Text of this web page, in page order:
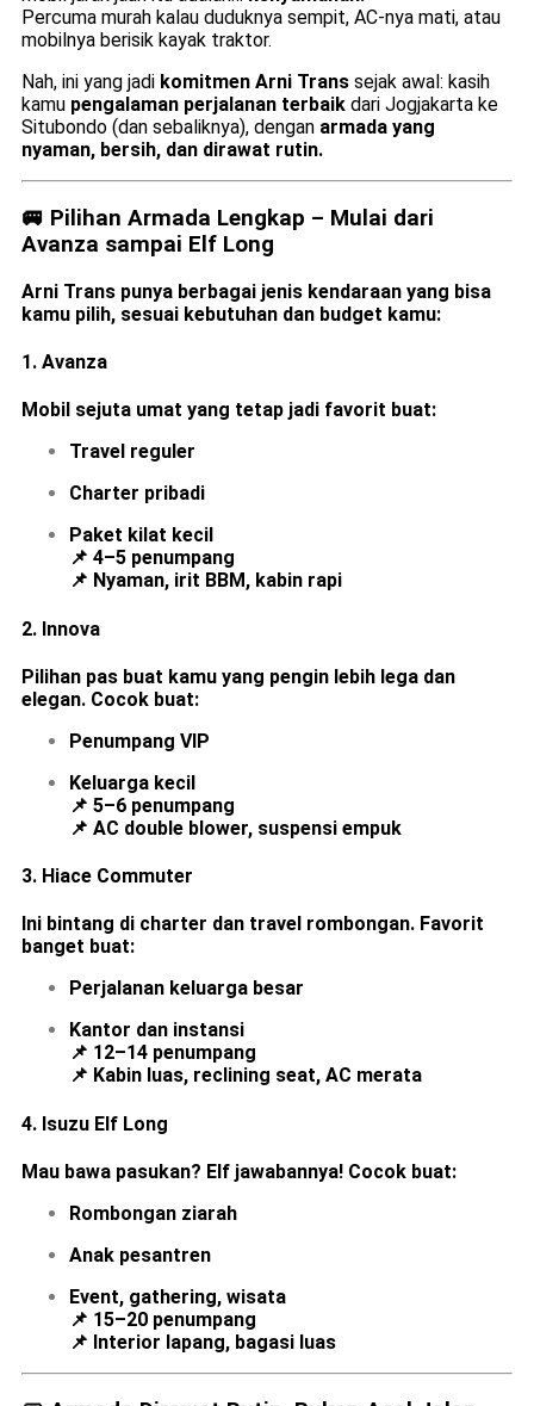
Percuma murah kalau duduknya sempit, AC-nya mati, atau
mobilnya berisik kayak traktor.
Nah, ini yang jadi komitmen Arni Trans sejak awal: kasih
kamu pengalaman perjalanan terbaik dari Jogjakarta ke
Situbondo (dan sebaliknya), dengan armada yang
nyaman, bersih, dan dirawat rutin.
🚐 Pilihan Armada Lengkap – Mulai dari
Avanza sampai Elf Long
Arni Trans punya berbagai jenis kendaraan yang bisa
kamu pilih, sesuai kebutuhan dan budget kamu:
1. Avanza
Mobil sejuta umat yang tetap jadi favorit buat:
Travel reguler
Charter pribadi
Paket kilat kecil
📌 4–5 penumpang
📌 Nyaman, irit BBM, kabin rapi
2. Innova
Pilihan pas buat kamu yang pengin lebih lega dan
elegan. Cocok buat:
Penumpang VIP
Keluarga kecil
📌 5–6 penumpang
📌 AC double blower, suspensi empuk
3. Hiace Commuter
Ini bintang di charter dan travel rombongan. Favorit
banget buat:
Perjalanan keluarga besar
Kantor dan instansi
📌 12–14 penumpang
📌 Kabin luas, reclining seat, AC merata
4. Isuzu Elf Long
Mau bawa pasukan? Elf jawabannya! Cocok buat:
Rombongan ziarah
Anak pesantren
Event, gathering, wisata
📌 15–20 penumpang
📌 Interior lapang, bagasi luas